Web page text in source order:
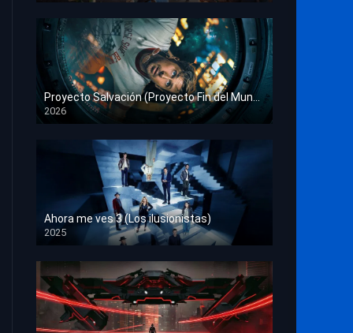
Proyecto Salvación (Proyecto Fin del Mundo)
2026
HD 1080p
Ahora me ves 3 (Los ilusionistas)
2025
HD 1080p